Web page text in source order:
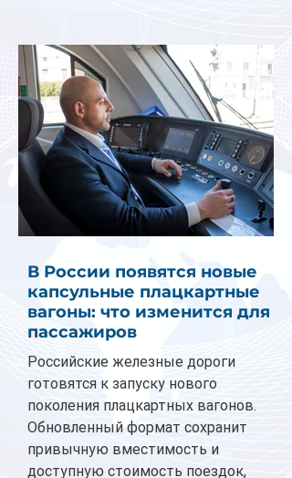
В России появятся новые
капсульные плацкартные
вагоны: что изменится для
пассажиров
Российские железные дороги
готовятся к запуску нового
поколения плацкартных вагонов.
Обновленный формат сохранит
привычную вместимость и
доступную стоимость поездок,